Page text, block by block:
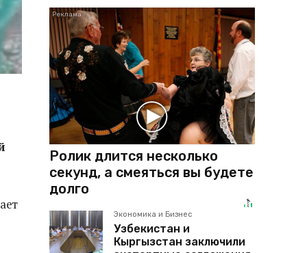
Ролик длится несколько
секунд, а смеяться вы будете
долго
Экономика и Бизнес
Узбекистан и
Кыргызстан заключили